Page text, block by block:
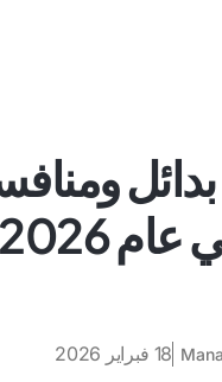
18 فبراير 2026